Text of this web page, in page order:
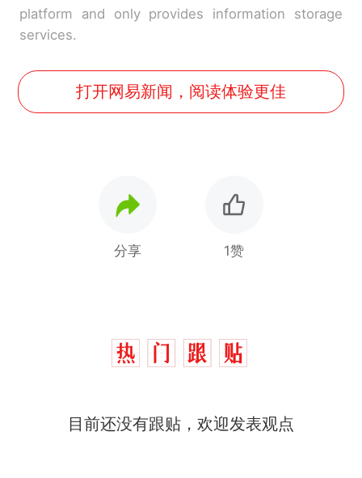
platform and only provides information storage
services.
打开网易新闻，阅读体验更佳
分享 1赞
目前还没有跟贴，欢迎发表观点